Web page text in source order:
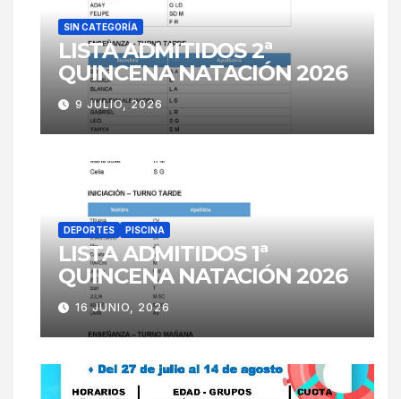
SIN CATEGORÍA
LISTA ADMITIDOS 2ª
QUINCENA NATACIÓN 2026
9 JULIO, 2026
DEPORTES PISCINA
LISTA ADMITIDOS 1ª
QUINCENA NATACIÓN 2026
16 JUNIO, 2026